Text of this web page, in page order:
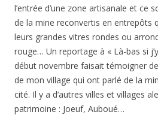
l’entrée d’une zone artisanale et ce
de la mine reconvertis en entrepôts
leurs grandes vitres rondes ou
rouge… Un reportage à « Là-bas si
début novembre faisait témoigner
de mon village qui ont parlé de la
cité. Il y a d’autres villes et villages
patrimoine : Joeuf, Auboué…